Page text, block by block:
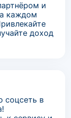
и
каждом
доход
соцсеть в